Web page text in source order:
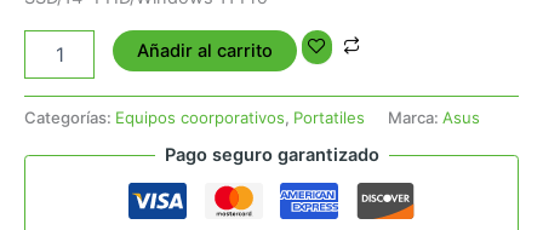
Añadir al carrito
Categorías: Equipos coorporativos, Portatiles Marca: Asus
Pago seguro garantizado